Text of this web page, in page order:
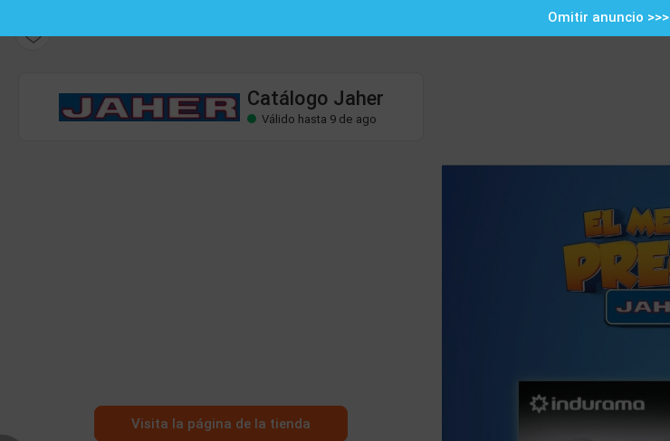
Válido hasta 9 de ago
Omitir anuncio >>>
Catálogo Jaher
Válido hasta 9 de ago
Visita la página de la tienda